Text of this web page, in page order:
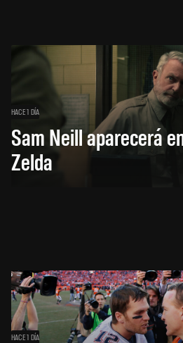
HACE 1 DÍA
Sam Neill aparecerá
Zelda
HACE 1 DÍA